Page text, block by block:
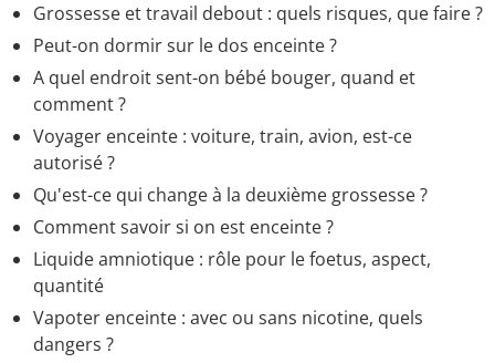
Grossesse et travail debout : quels risques, que faire ?
Peut-on dormir sur le dos enceinte ?
A quel endroit sent-on bébé bouger, quand et
comment ?
Voyager enceinte : voiture, train, avion, est-ce
autorisé ?
Qu'est-ce qui change à la deuxième grossesse ?
Comment savoir si on est enceinte ?
Liquide amniotique : rôle pour le foetus, aspect,
quantité
Vapoter enceinte : avec ou sans nicotine, quels
dangers ?